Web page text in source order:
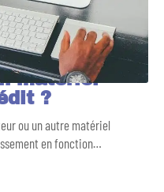
matériel
?
ou un autre matériel
en fonction…